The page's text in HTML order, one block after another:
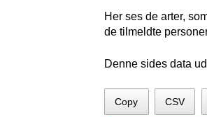
Her ses de arter,
de tilmeldte
Denne sides data
Copy CSV